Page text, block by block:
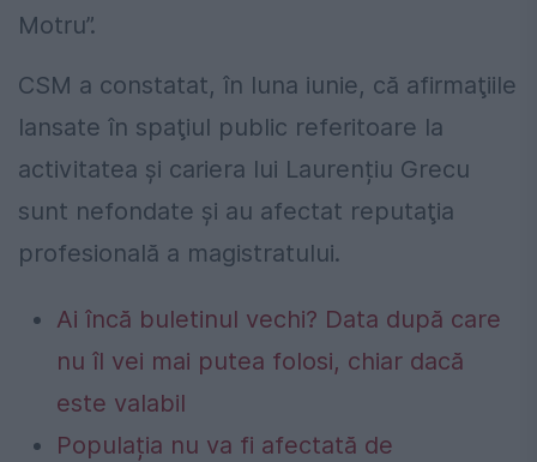
Motru”.
CSM a constatat, în luna iunie, că afirmaţiile
lansate în spaţiul public referitoare la
activitatea și cariera lui Laurențiu Grecu
sunt nefondate şi au afectat reputaţia
profesională a magistratului.
Ai încă buletinul vechi? Data după care
nu îl vei mai putea folosi, chiar dacă
este valabil
Populația nu va fi afectată de